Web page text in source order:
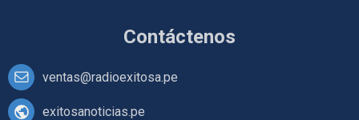
Contáctenos
ventas@radioexitosa.pe
exitosanoticias.pe